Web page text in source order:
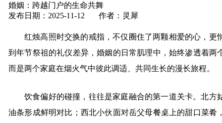
婚姻：跨越门户的生命共舞
发布日期：2025-11-12 作者：灵犀
红烛高照时交换的戒指，不仅圈住了两颗相爱的心，
到年节祭祖的礼仪差异，婚姻的日常肌理中，始终渗透着
而是两个家庭在烟火气中彼此调适、共同生长的漫长旅程。
饮食偏好的碰撞，往往是家庭融合的第一道关卡。北
油条形成鲜明对比；西北小伙面对岳父母餐桌上的甜口菜